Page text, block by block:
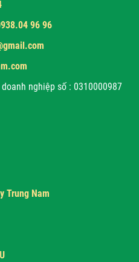
96 96
nghiệp số : 0310000987
Trung Nam